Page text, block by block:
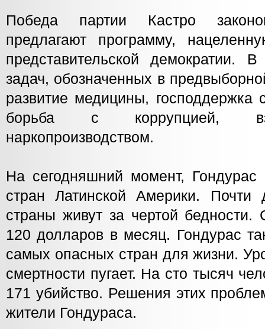
Победа партии Кастро
предлагают программу,
представительской демократии.
задач, обозначенных в
развитие медицины, господдержка
борьба с коррупцией,
наркопроизводством.
На сегодняшний момент,
стран Латинской Америки. Почти
страны живут за чертой
120 долларов в месяц. Гондурас
самых опасных стран для жизни.
смертности пугает. На сто тысяч
171 убийство. Решения этих
жители Гондураса.